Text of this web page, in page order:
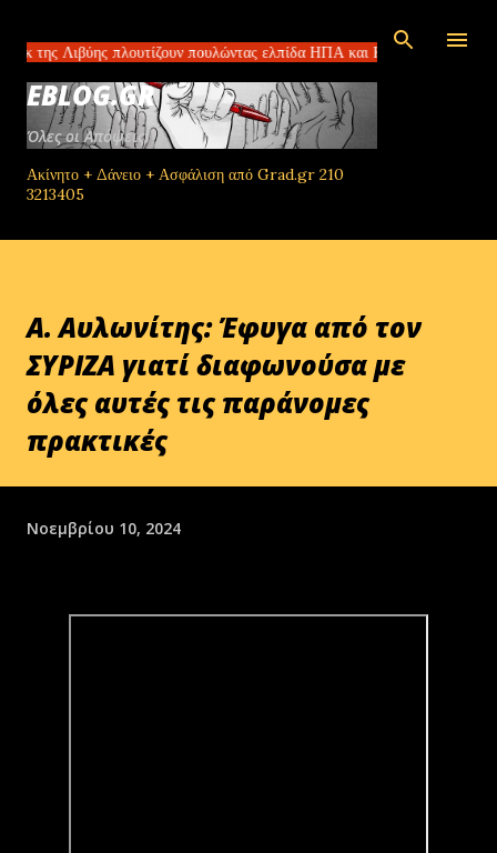
πουλώντας ελπίδα ΗΠΑ και Κίνα συμφώνησαν
EBLOG.GR
Όλες οι Απόψεις!
Ακίνητο + Δάνειο + Ασφάλιση από Grad.gr 210
3213405
Α. Αυλωνίτης: Έφυγα από τον
ΣΥΡΙΖΑ γιατί διαφωνούσα με
όλες αυτές τις παράνομες
πρακτικές
Νοεμβρίου 10, 2024